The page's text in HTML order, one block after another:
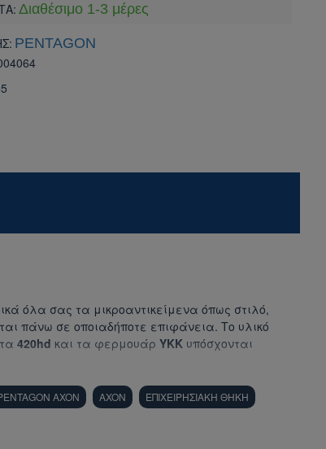
Διαθέσιμο 1-3 μέρες
PENTAGON
όλα σας τα μικροαντικείμενα όπως στιλό,
πάνω σε οποιαδήποτε επιφάνεια. Το υλικό
420hd και τα φερμουάρ ΥΚΚ υπόσχονται
AXON AXON ΕΠΙΧΕΙΡΗΣΙΑΚΗ ΘΗΚΗ